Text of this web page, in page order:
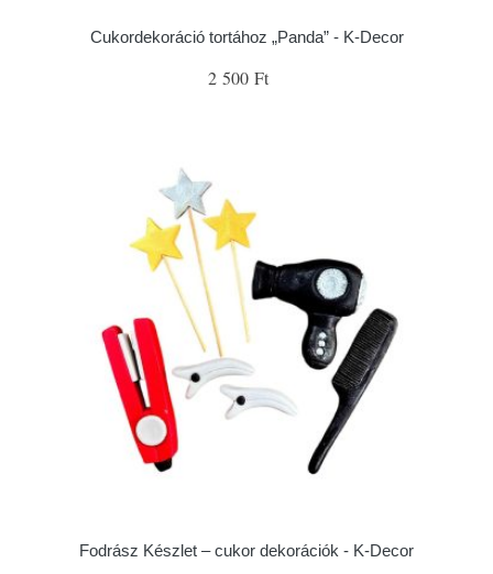
Cukordekoráció tortához „Panda” - K-Decor
2 500 Ft
Fodrász Készlet – cukor dekorációk - K-Decor